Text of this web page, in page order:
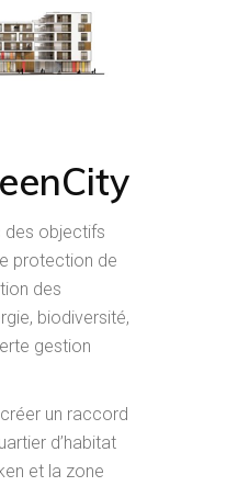
des objectifs
protection de
des
biodiversité,
gestion
un raccord
d’habitat
et la zone